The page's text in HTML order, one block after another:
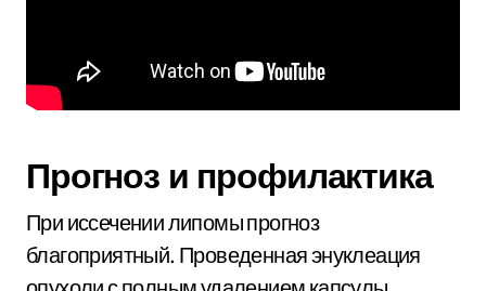
Прогноз и профилактика
При иссечении липомы прогноз
благоприятный. Проведенная энуклеация